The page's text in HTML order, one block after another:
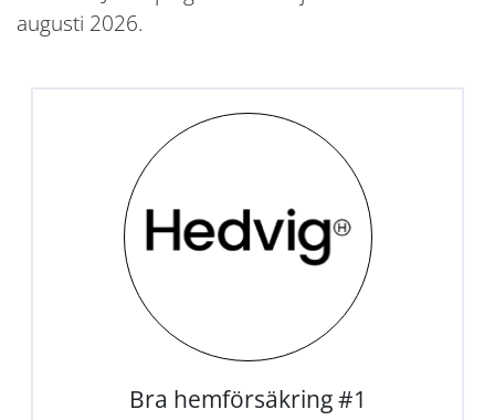
augusti 2026.
Bra hemförsäkring #1